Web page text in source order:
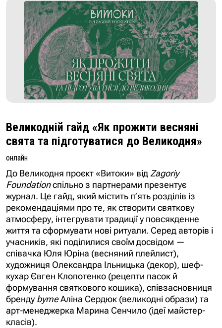
Великодній гайд «Як прожити весняні
свята та підготуватися до Великодня»
онлайн
До Великодня проєкт «Витоки» від Zagoriy
Foundationспільно з партнерами презентує
журнал. Це гайд, який містить п’ять розділів із
рекомендаціями про те, як створити святкову
атмосферу, інтегрувати традиції у повсякденне
життя та сформувати нові ритуали. Серед авторів і
учасників, які поділилися своїм досвідом —
співачка Юля Юріна (весняний плейлист),
художниця Олександра Ільницька (декор), шеф-
кухар Євген Клопотенко (рецепти пасок й
формування святкового кошика), співзасновниця
бренду bymeАліна Сердюк (великодні образи) та
арт-менеджерка Марина Сенчило (ідеї майстер-
класів).